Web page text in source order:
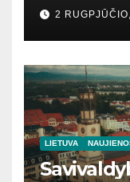
2
LIETUVA